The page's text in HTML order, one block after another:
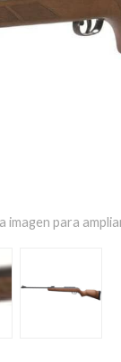
imagen para